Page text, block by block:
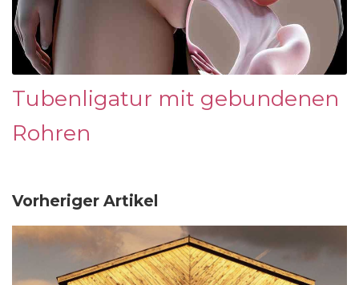
Tubenligatur mit gebundenen
Rohren
Vorheriger Artikel